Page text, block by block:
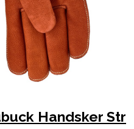
Handsker Str